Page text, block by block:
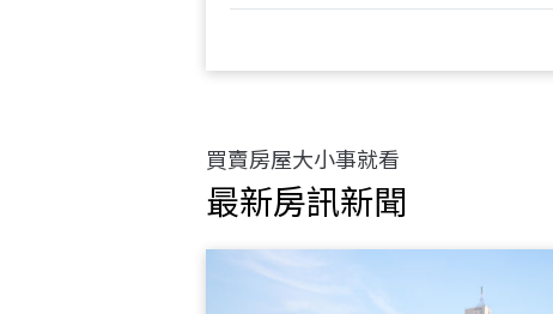
買賣房屋大小事就看
最新房訊新聞